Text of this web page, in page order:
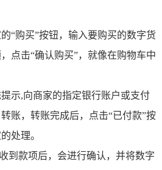
“购买”按钮，输入要购买的数字货
点击“确认购买”，就像在购物车中
示,向商家的指定银行账户或支付
账，转账完成后，点击“已付款”按
处理。
到款项后，会进行确认，并将数字